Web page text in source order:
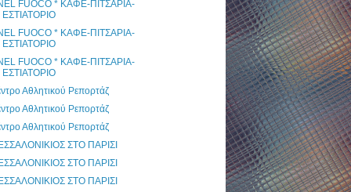
FUOCO * ΚΑΦΕ-ΠΙΤΣΑΡΙΑ-
ΕΣΤΙΑΤΟΡΙΟ
FUOCO * ΚΑΦΕ-ΠΙΤΣΑΡΙΑ-
ΕΣΤΙΑΤΟΡΙΟ
FUOCO * ΚΑΦΕ-ΠΙΤΣΑΡΙΑ-
ΕΣΤΙΑΤΟΡΙΟ
Αθλητικού Ρεπορτάζ
Αθλητικού Ρεπορτάζ
Αθλητικού Ρεπορτάζ
ΣΤΟ ΠΑΡΙΣΙ
ΣΤΟ ΠΑΡΙΣΙ
ΣΤΟ ΠΑΡΙΣΙ